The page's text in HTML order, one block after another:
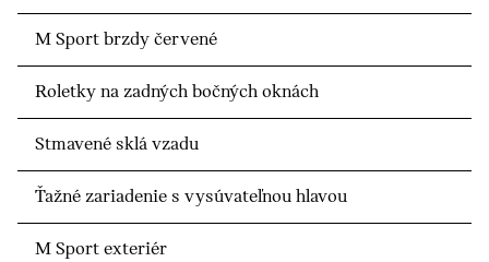
M Sport brzdy červené
Roletky na zadných bočných oknách
Stmavené sklá vzadu
Ťažné zariadenie s vysúvateľnou hlavou
M Sport exteriér